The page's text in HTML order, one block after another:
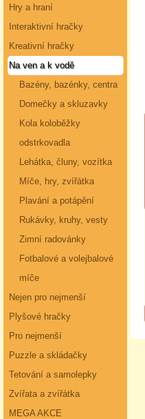
Hry a hraní
Interaktivní hračky
Kreativní hračky
Na ven a k vodě
Bazény, bazénky, centra
Domečky a skluzavky
Kola koloběžky
odstrkovadla
Lehátka, čluny, vozítka
Míče, hry, zvířátka
Plavání a potápění
Rukávky, kruhy, vesty
Zimní radovánky
Fotbalové a volejbalové
míče
Nejen pro nejmenší
Plyšové hračky
Pro nejmenší
Puzzle a skládačky
Tetování a samolepky
Zvířata a zvířátka
MEGA AKCE